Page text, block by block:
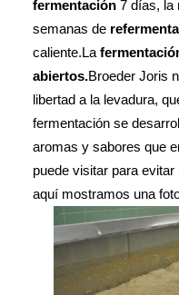
fermentación 7 días, la
semanas de
caliente.La
abiertos.Broeder Joris
libertad a la levadura,
fermentación se
aromas y sabores que
puede visitar para
aquí mostramos una